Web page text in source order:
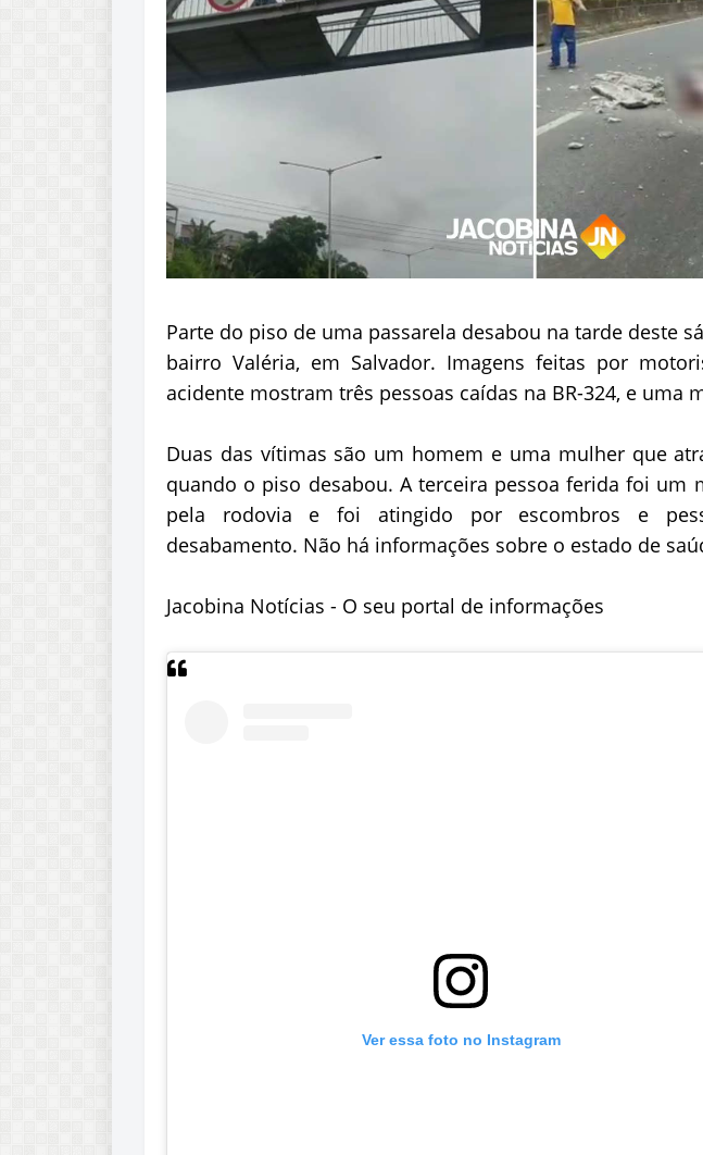
Parte do piso de uma passarela desabou na tarde deste
bairro Valéria, em Salvador. Imagens feitas por
acidente mostram três pessoas caídas na BR-324, e uma
Duas das vítimas são um homem e uma mulher que
quando o piso desabou. A terceira pessoa ferida foi um
pela rodovia e foi atingido por escombros e
desabamento. Não há informações sobre o estado de
Jacobina Notícias - O seu portal de informações
Ver essa foto no Instagram